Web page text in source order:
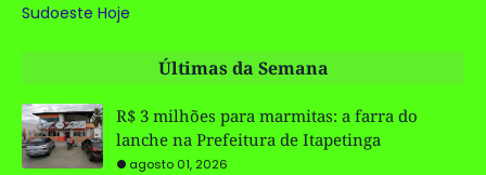
Sudoeste Hoje
Últimas da Semana
R$ 3 milhões para marmitas: a farra do
lanche na Prefeitura de Itapetinga
agosto 01, 2026